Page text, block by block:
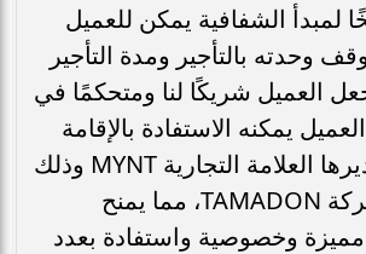
لمبدأ الشفافية يمكن للعميل
وحدته بالتأجير ومدة التأجير
العميل شريكًا لنا ومتحكمًا في
يمكنه الاستفادة بالإقامة
في أي وحدة تديرها العلامة التجارية MYNT وذلك
بالتنسيق مع شركة TAMADON، مما يمنح
مميزة وخصوصية واستفادة بعدد